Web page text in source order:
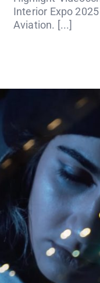
Interior Expo
Aviation. [...]